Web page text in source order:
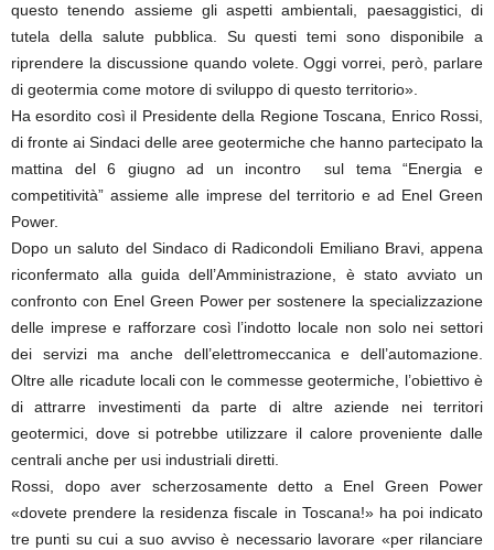
questo tenendo assieme gli aspetti ambientali, paesaggistici, di
tutela della salute pubblica. Su questi temi sono disponibile a
riprendere la discussione quando volete. Oggi vorrei, però, parlare
di geotermia come motore di sviluppo di questo territorio».
Ha esordito così il Presidente della Regione Toscana, Enrico Rossi,
di fronte ai Sindaci delle aree geotermiche che hanno partecipato la
mattina del 6 giugno ad un incontro sul tema “Energia e
competitività” assieme alle imprese del territorio e ad Enel Green
Power.
Dopo un saluto del Sindaco di Radicondoli Emiliano Bravi, appena
riconfermato alla guida dell’Amministrazione, è stato avviato un
confronto con Enel Green Power per sostenere la specializzazione
delle imprese e rafforzare così l’indotto locale non solo nei settori
dei servizi ma anche dell’elettromeccanica e dell’automazione.
Oltre alle ricadute locali con le commesse geotermiche, l’obiettivo è
di attrarre investimenti da parte di altre aziende nei territori
geotermici, dove si potrebbe utilizzare il calore proveniente dalle
centrali anche per usi industriali diretti.
Rossi, dopo aver scherzosamente detto a Enel Green Power
«dovete prendere la residenza fiscale in Toscana!» ha poi indicato
tre punti su cui a suo avviso è necessario lavorare «per rilanciare